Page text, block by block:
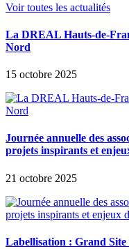
Voir toutes les actualités
La DREAL Hauts-de-
Nord
15 octobre 2025
Journée annuelle des
projets inspirants et
21 octobre 2025
Labellisation : Grand Site